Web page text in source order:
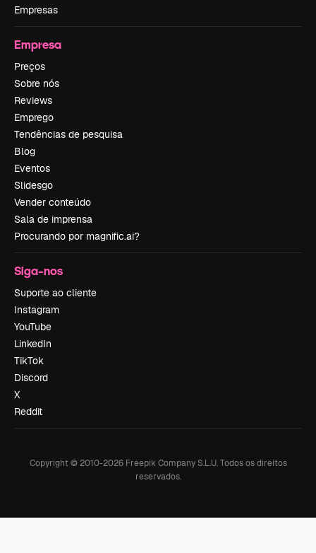
Empresas
Empresa
Preços
Sobre nós
Reviews
Emprego
Tendências de pesquisa
Blog
Eventos
Slidesgo
Vender conteúdo
Sala de imprensa
Procurando por magnific.ai?
Siga-nos
Suporte ao cliente
Instagram
YouTube
LinkedIn
TikTok
Discord
X
Reddit
Copyright © 2010-2026Freepik Company S.L.U. Todos os direitos
reservados.